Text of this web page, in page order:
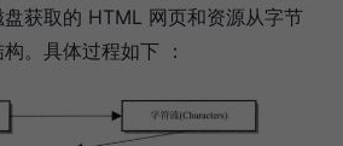
获取的 HTML 网页和资源从字节
。具体过程如下 ：